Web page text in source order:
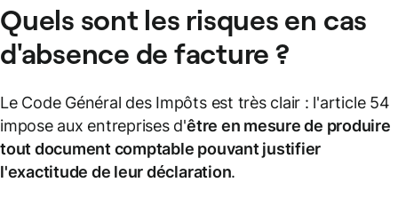
Quels sont les risques en cas
d'absence de facture ?
Le Code Général des Impôts est très clair : l'article 54
impose aux entreprises d'être en mesure de produire
tout document comptable pouvant justifier
l'exactitude de leur déclaration.